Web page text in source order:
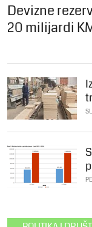
Devizne
20 milijardi